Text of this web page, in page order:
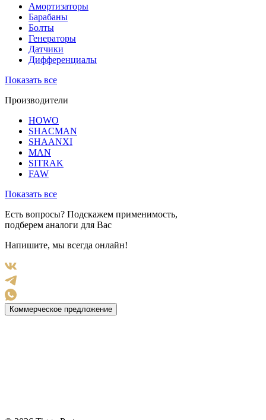
Амортизаторы
Барабаны
Болты
Генераторы
Датчики
Дифференциалы
Показать все
Производители
HOWO
SHACMAN
SHAANXI
MAN
SITRAK
FAW
Показать все
Есть вопросы? Подскажем применимость,
подберем аналоги для Вас
Напишите, мы всегда онлайн!
Коммерческое предложение